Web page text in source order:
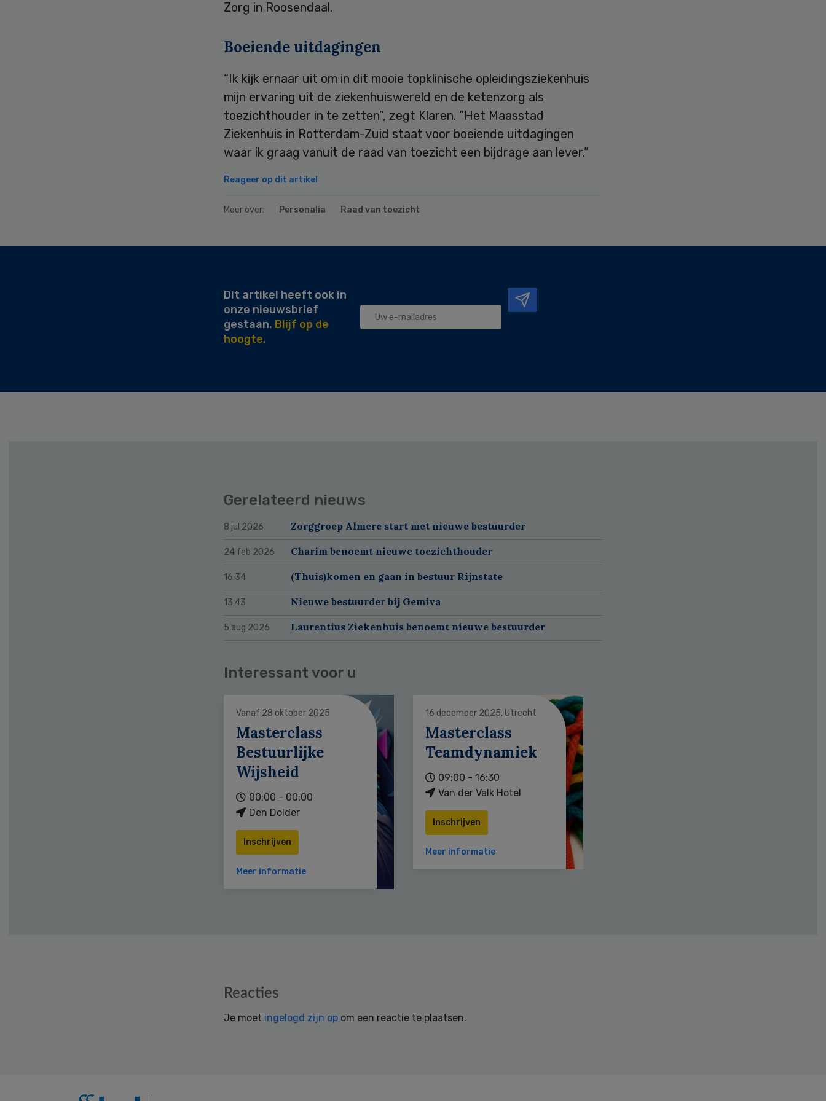
Zorg in Roosendaal.
Boeiende uitdagingen
“Ik kijk ernaar uit om in dit mooie topklinische opleidingsziekenhuis
mijn ervaring uit de ziekenhuiswereld en de ketenzorg als
toezichthouder in te zetten”, zegt Klaren. “Het Maasstad
Ziekenhuis in Rotterdam-Zuid staat voor boeiende uitdagingen
waar ik graag vanuit de raad van toezicht een bijdrage aan lever.”
Reageer op dit artikel
Meer over: Personalia Raad van toezicht
Dit artikel heeft ook in
onze nieuwsbrief
gestaan. Blijf op de
hoogte.
Gerelateerd nieuws
8 jul 2026 Zorggroep Almere start met nieuwe bestuurder
24 feb 2026 Charim benoemt nieuwe toezichthouder
16:34 (Thuis)komen en gaan in bestuur Rijnstate
13:43 Nieuwe bestuurder bij Gemiva
5 aug 2026 Laurentius Ziekenhuis benoemt nieuwe bestuurder
Interessant voor u
Vanaf 28 oktober 2025
Masterclass
Bestuurlijke
Wijsheid
00:00 - 00:00
Den Dolder
Inschrijven
Meer informatie
16 december 2025, Utrecht
Masterclass
Teamdynamiek
09:00 - 16:30
Van der Valk Hotel
Inschrijven
Meer informatie
Reacties
Je moet ingelogd zijn op om een reactie te plaatsen.